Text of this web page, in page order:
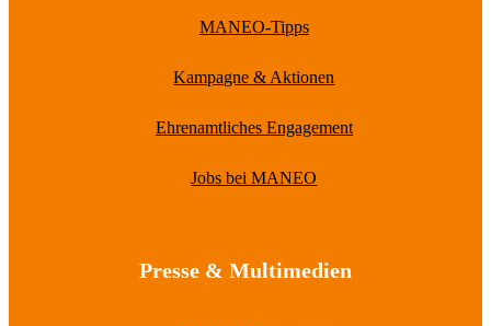
MANEO-Tipps
Kampagne & Aktionen
Ehrenamtliches Engagement
Jobs bei MANEO
Presse & Multimedien